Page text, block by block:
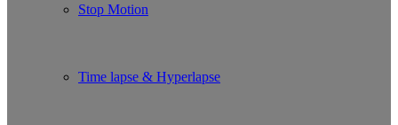
Stop Motion
Time lapse & Hyperlapse